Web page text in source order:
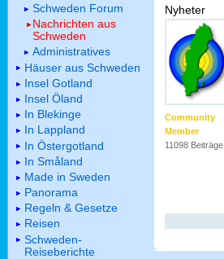
Nyheter
Community
Member
11098 Beiträge
Schweden Forum
Nachrichten aus
Schweden
Administratives
Häuser aus Schweden
Insel Gotland
Insel Öland
In Blekinge
In Lappland
In Östergotland
In Småland
Made in Sweden
Panorama
Regeln & Gesetze
Reisen
Schweden-
Reiseberichte